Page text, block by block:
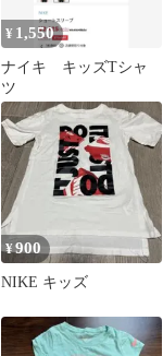
¥ 1,550
ナイキ キッズTシャ
ツ
¥900
NIKE キッズ